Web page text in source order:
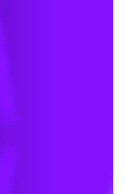
le terrain